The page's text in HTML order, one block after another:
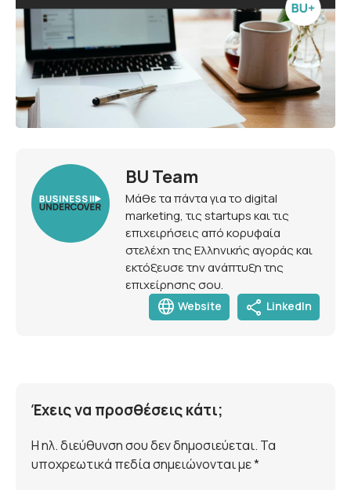
BU Team
Μάθε τα πάντα για το digital
marketing, τις startups και τις
επιχειρήσεις από κορυφαία
στελέχη της Ελληνικής αγοράς και
εκτόξευσε την ανάπτυξη της
επιχείρησης σου.
language Website share LinkedIn
Έχεις να προσθέσεις κάτι;
Η ηλ. διεύθυνση σου δεν δημοσιεύεται. Τα
υποχρεωτικά πεδία σημειώνονται με *